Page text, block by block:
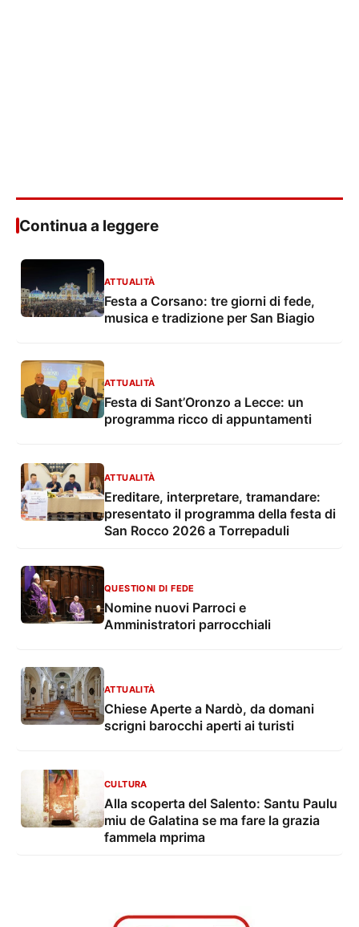
Continua a leggere
ATTUALITÀ
Festa a Corsano: tre giorni di fede,
musica e tradizione per San Biagio
ATTUALITÀ
Festa di Sant’Oronzo a Lecce: un
programma ricco di appuntamenti
ATTUALITÀ
Ereditare, interpretare, tramandare:
presentato il programma della festa di
San Rocco 2026 a Torrepaduli
QUESTIONI DI FEDE
Nomine nuovi Parroci e
Amministratori parrocchiali
ATTUALITÀ
Chiese Aperte a Nardò, da domani
scrigni barocchi aperti ai turisti
CULTURA
Alla scoperta del Salento: Santu Paulu
miu de Galatina se ma fare la grazia
fammela mprima